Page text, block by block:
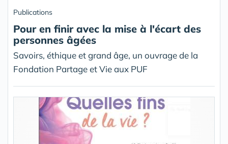
Publications
Pour en finir avec la mise à l'écart des
personnes âgées
Savoirs, éthique et grand âge, un ouvrage de la
Fondation Partage et Vie aux PUF